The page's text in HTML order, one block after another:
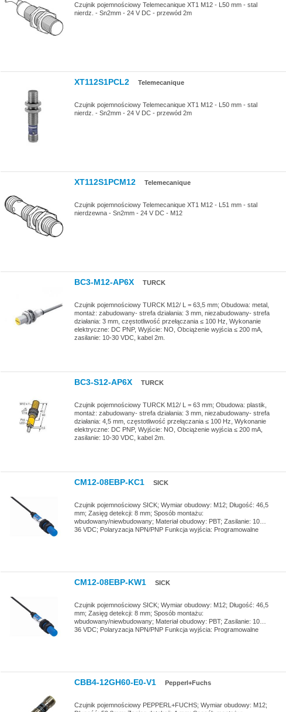
Czujnik pojemnościowy Telemecanique XT1 M12 - L50 mm - stal
nierdz. - Sn2mm - 24 V DC - przewód 2m
XT112S1PCL2 Telemecanique
Czujnik pojemnościowy Telemecanique XT1 M12 - L50 mm - stal
nierdz. - Sn2mm - 24 V DC - przewód 2m
XT112S1PCM12 Telemecanique
Czujnik pojemnościowy Telemecanique XT1 M12 - L51 mm - stal
nierdzewna - Sn2mm - 24 V DC - M12
BC3-M12-AP6X TURCK
Czujnik pojemnościowy TURCK M12/ L = 63,5 mm; Obudowa: metal,
montaż: zabudowany- strefa działania: 3 mm, niezabudowany- strefa
działania: 3 mm, częstotliwość przełączania ≤ 100 Hz, Wykonanie
elektryczne: DC PNP, Wyjście: NO, Obciążenie wyjścia ≤ 200 mA,
zasilanie: 10-30 VDC, kabel 2m.
BC3-S12-AP6X TURCK
Czujnik pojemnościowy TURCK M12/ L = 63 mm; Obudowa: plastik,
montaż: zabudowany- strefa działania: 3 mm, niezabudowany- strefa
działania: 4,5 mm, częstotliwość przełączania ≤ 100 Hz, Wykonanie
elektryczne: DC PNP, Wyjście: NO, Obciążenie wyjścia ≤ 200 mA,
zasilanie: 10-30 VDC, kabel 2m.
CM12-08EBP-KC1 SICK
Czujnik pojemnościowy SICK; Wymiar obudowy: M12; Długość: 46,5
mm; Zasięg detekcji: 8 mm; Sposób montażu:
wbudowany/niewbudowany; Materiał obudowy: PBT; Zasilanie: 10…
36 VDC; Polaryzacja NPN/PNP Funkcja wyjścia: Programowalne
CM12-08EBP-KW1 SICK
Czujnik pojemnościowy SICK; Wymiar obudowy: M12; Długość: 46,5
mm; Zasięg detekcji: 8 mm; Sposób montażu:
wbudowany/niewbudowany; Materiał obudowy: PBT; Zasilanie: 10…
36 VDC; Polaryzacja NPN/PNP Funkcja wyjścia: Programowalne
CBB4-12GH60-E0-V1 Pepperl+Fuchs
Czujnik pojemnościowy PEPPERL+FUCHS; Wymiar obudowy: M12;